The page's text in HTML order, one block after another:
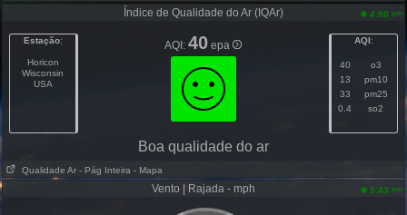
Índice de Qualidade do Ar (IQAr) 4:00 pm
Estação:
Horicon
Wisconsin
USA
AQI:40 epa AQI:
40
o3
13
pm10
33
pm25
0.4
so2
Boa qualidade do ar
Qualidade Ar - Pág Inteira - Mapa
Vento | Rajada - mph 5:43 pm